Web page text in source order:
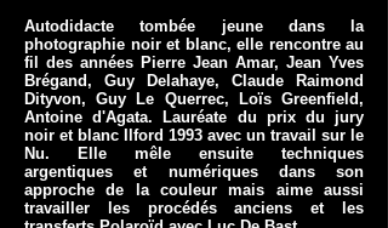
Autodidacte tombée jeune dans la
photographie noir et blanc, elle rencontre au
fil des années Pierre Jean Amar, Jean Yves
Brégand, Guy Delahaye, Claude Raimond
Dityvon, Guy Le Querrec, Loïs Greenfield,
Antoine d'Agata. Lauréate du prix du jury
noir et blanc Ilford 1993 avec un travail sur le
Nu. Elle mêle ensuite techniques
argentiques et numériques dans son
approche de la couleur mais aime aussi
travailler les procédés anciens et les